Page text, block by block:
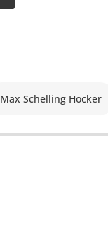
Max Schelling Hocker